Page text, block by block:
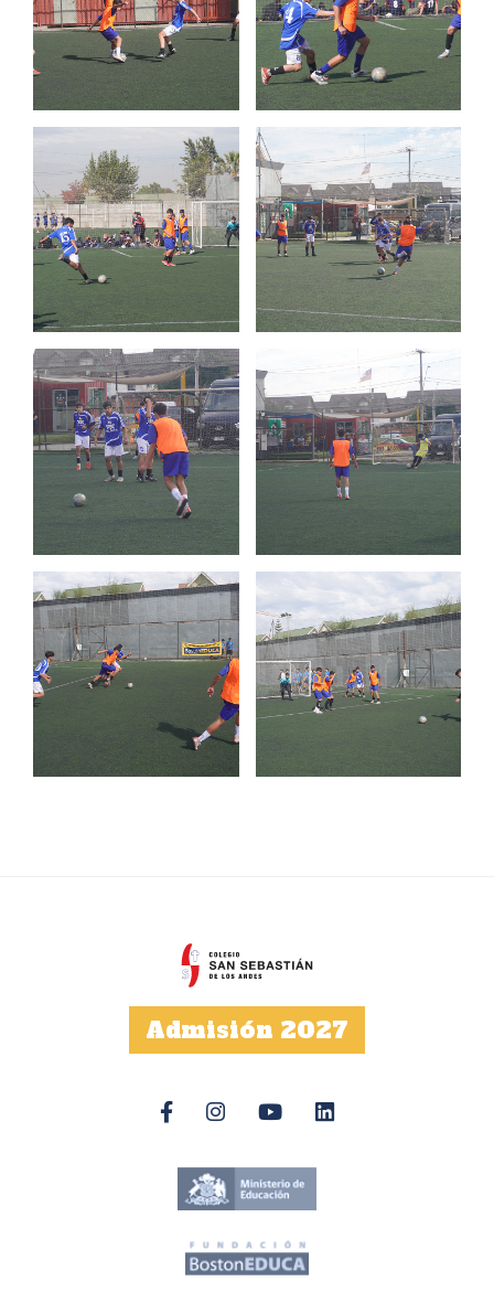
Admisión 2027